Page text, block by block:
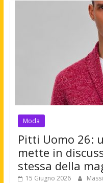
Moda
Pitti Uomo 26:
mette in
stessa della
15 Giugno 2026